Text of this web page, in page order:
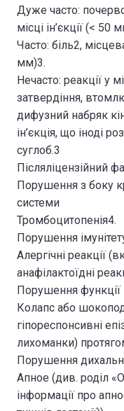
Дуже часто:
місці ін’єкції (<
Часто: біль2,
мм)3.
Нечасто: реакції у
затвердіння,
дифузний набряк
ін’єкція, що іноді
суглоб.3
Післяліцензійний
Порушення з боку
системи
Тромбоцитопенія4.
Порушення
Алергічні реакції
анафілактоїдні
Порушення функції
Колапс або
гіпореспонсивні
лихоманки)
Порушення
Апное (див. роділ
інформації про